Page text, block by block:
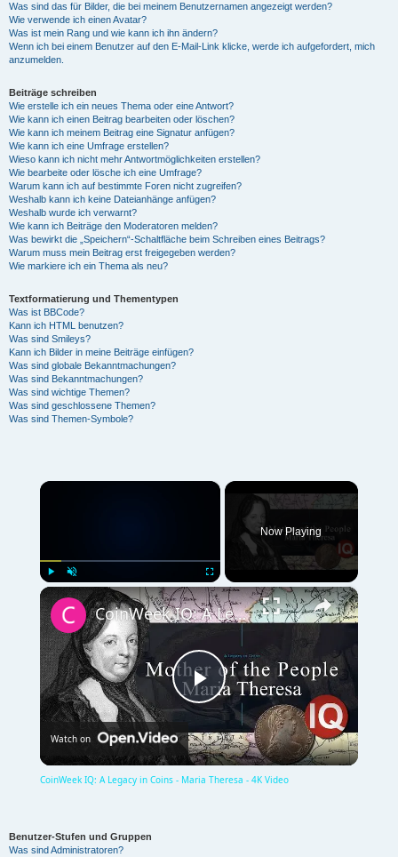
Was sind das für Bilder, die bei meinem Benutzernamen angezeigt werden?
Wie verwende ich einen Avatar?
Was ist mein Rang und wie kann ich ihn ändern?
Wenn ich bei einem Benutzer auf den E-Mail-Link klicke, werde ich aufgefordert, mich
anzumelden.
Beiträge schreiben
Wie erstelle ich ein neues Thema oder eine Antwort?
Wie kann ich einen Beitrag bearbeiten oder löschen?
Wie kann ich meinem Beitrag eine Signatur anfügen?
Wie kann ich eine Umfrage erstellen?
Wieso kann ich nicht mehr Antwortmöglichkeiten erstellen?
Wie bearbeite oder lösche ich eine Umfrage?
Warum kann ich auf bestimmte Foren nicht zugreifen?
Weshalb kann ich keine Dateianhänge anfügen?
Weshalb wurde ich verwarnt?
Wie kann ich Beiträge den Moderatoren melden?
Was bewirkt die „Speichern“-Schaltfläche beim Schreiben eines Beitrags?
Warum muss mein Beitrag erst freigegeben werden?
Wie markiere ich ein Thema als neu?
Textformatierung und Thementypen
Was ist BBCode?
Kann ich HTML benutzen?
Was sind Smileys?
Kann ich Bilder in meine Beiträge einfügen?
Was sind globale Bekanntmachungen?
Was sind Bekanntmachungen?
Was sind wichtige Themen?
Was sind geschlossene Themen?
Was sind Themen-Symbole?
×
Unmute Fullscreen
Now Playing
×
P
l
CoinWeek IQ: A Legacy in Coins - Maria Theresa - 4K Video
Watch on
CoinWeek IQ: A Legacy in Coins - Maria Theresa - 4K Video
Benutzer-Stufen und Gruppen
Was sind Administratoren?